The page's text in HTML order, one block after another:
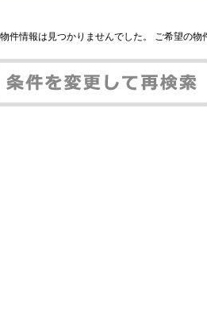
件情報は見つかりませんでした。 ご希望の